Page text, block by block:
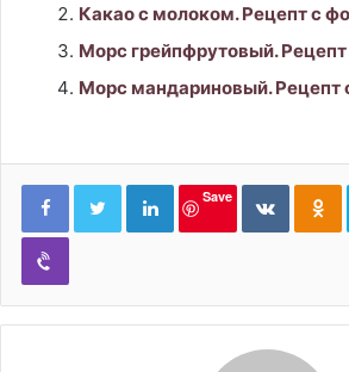
Какао с молоком. Рецепт с
Морс грейпфрутовый.
Морс мандариновый. Рецепт
LinkedIn
Save
Viber